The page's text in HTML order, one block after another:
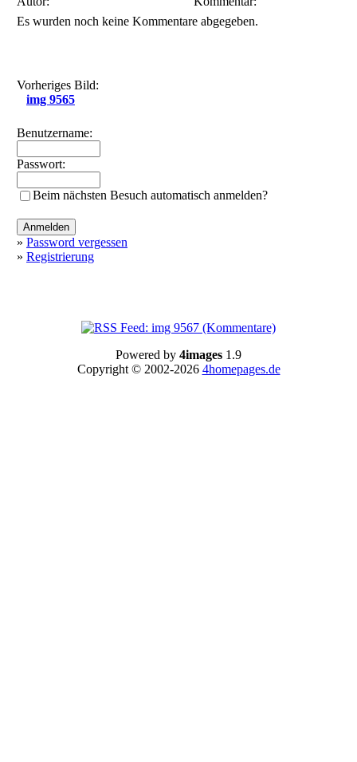
Es wurden noch keine Kommentare abgegeben.
Vorheriges Bild:
img 9565
Benutzername:
Passwort:
Beim nächsten Besuch automatisch anmelden?
» Password vergessen
» Registrierung
Powered by 4images 1.9
Copyright © 2002-2026 4homepages.de